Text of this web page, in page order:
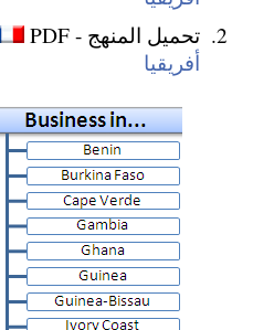
تحميل المنهج - PDF
أفريقيا